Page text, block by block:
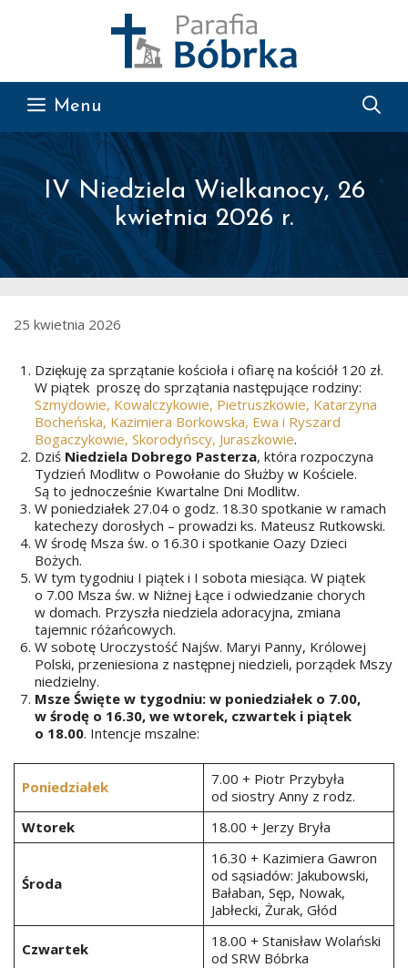
Menu
IV Niedziela Wielkanocy, 26
kwietnia 2026 r.
25 kwietnia 2026
Dziękuję za sprzątanie kościoła i ofiarę na kościół 120 zł.
W piątek proszę do sprzątania następujące rodziny:
Szmydowie, Kowalczykowie, Pietruszkowie, Katarzyna
Bocheńska, Kazimiera Borkowska, Ewa i Ryszard
Bogaczykowie, Skorodyńscy, Juraszkowie.
Dziś Niedziela Dobrego Pasterza, która rozpoczyna
Tydzień Modlitw o Powołanie do Służby w Kościele.
Są to jednocześnie Kwartalne Dni Modlitw.
W poniedziałek 27.04 o godz. 18.30 spotkanie w ramach
katechezy dorosłych – prowadzi ks. Mateusz Rutkowski.
W środę Msza św. o 16.30 i spotkanie Oazy Dzieci
Bożych.
W tym tygodniu I piątek i I sobota miesiąca. W piątek
o 7.00 Msza św. w Niżnej Łące i odwiedzanie chorych
w domach. Przyszła niedziela adoracyjna, zmiana
tajemnic różańcowych.
W sobotę Uroczystość Najśw. Maryi Panny, Królowej
Polski, przeniesiona z następnej niedzieli, porządek Mszy
niedzielny.
Msze Święte w tygodniu: w poniedziałek o 7.00,
w środę o 16.30, we wtorek, czwartek i piątek
o 18.00. Intencje mszalne:
Poniedziałek
7.00 + Piotr Przybyła
od siostry Anny z rodz.
Wtorek
18.00 + Jerzy Bryła
Środa
16.30 + Kazimiera Gawron
od sąsiadów: Jakubowski,
Bałaban, Sęp, Nowak,
Jabłecki, Żurak, Głód
Czwartek
18.00 + Stanisław Wolański
od SRW Bóbrka